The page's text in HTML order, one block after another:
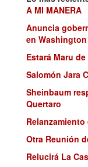
A MI MANERA
Anuncia
en
Estará Maru
Salomón Jara
Sheinbaum
Quertaro
Relanzamiento
Otra Reunión
Relucirá La